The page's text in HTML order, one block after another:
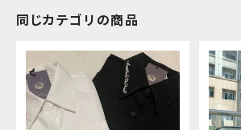
同じカテゴリの商品